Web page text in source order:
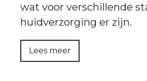
wat voor verschillende
huidverzorging er zijn.
Lees meer